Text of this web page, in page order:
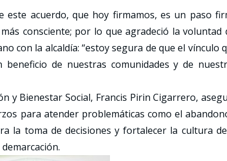
este acuerdo, que hoy firmamos, es un paso
consciente; por lo que agradeció la voluntad
con la alcaldía: “estoy segura de que el vínculo
de nuestras comunidades y de
y Bienestar Social, Francis Pirin Cigarrero,
para atender problemáticas como el
la toma de decisiones y fortalecer la cultura